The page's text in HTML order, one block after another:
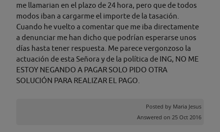
me llamarian en el plazo de 24 hora, pero que de todos
modos iban a cargarme el importe de la tasación.
Cuando he vuelto a comentar que me iba directamente
a denunciar me han dicho que podrían esperarse unos
días hasta tener respuesta. Me parece vergonzoso la
actuación de esta Señora y de la política de ING, NO ME
ESTOY NEGANDO A PAGAR SOLO PIDO OTRA
SOLUCIÓN PARA REALIZAR EL PAGO.
Posted by Maria Jesus
Answered on 25 Oct 2016